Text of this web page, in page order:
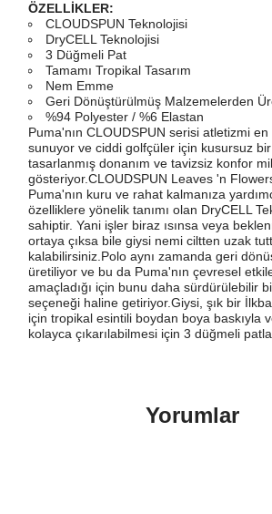
ÖZELLİKLER:
CLOUDSPUN Teknolojisi
DryCELL Teknolojisi
3 Düğmeli Pat
Tamamı Tropikal Tasarım
Nem Emme
Geri Dönüştürülmüş Malzemelerden
%94 Polyester / %6 Elastan
Puma'nın CLOUDSPUN serisi atletizmi
sunuyor ve ciddi golfçüler için kusursuz
tasarlanmış donanım ve tavizsiz konfor
gösteriyor.CLOUDSPUN Leaves 'n
Puma'nın kuru ve rahat kalmanıza
özelliklere yönelik tanımı olan DryCELL
sahiptir. Yani işler biraz ısınsa veya
ortaya çıksa bile giysi nemi ciltten uzak
kalabilirsiniz.Polo aynı zamanda geri
üretiliyor ve bu da Puma'nın çevresel
amaçladığı için bunu daha sürdürülebilir
seçeneği haline getiriyor.Giysi, şık bir
için tropikal esintili boydan boya baskıyla
kolayca çıkarılabilmesi için 3 düğmeli
Yorumlar